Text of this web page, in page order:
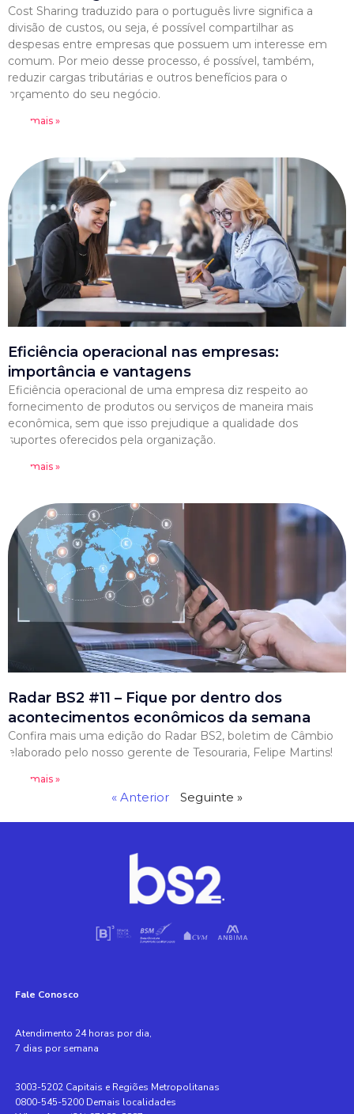
Cost Sharing traduzido para o português livre significa a
divisão de custos, ou seja, é possível compartilhar as
despesas entre empresas que possuem um interesse em
comum. Por meio desse processo, é possível, também,
reduzir cargas tributárias e outros benefícios para o
orçamento do seu negócio.
Leia mais »
Eficiência operacional nas empresas:
importância e vantagens
Eficiência operacional de uma empresa diz respeito ao
fornecimento de produtos ou serviços de maneira mais
econômica, sem que isso prejudique a qualidade dos
suportes oferecidos pela organização.
Leia mais »
Radar BS2 #11 – Fique por dentro dos
acontecimentos econômicos da semana
Confira mais uma edição do Radar BS2, boletim de Câmbio
elaborado pelo nosso gerente de Tesouraria, Felipe Martins!
Leia mais »
« Anterior Seguinte »
Fale Conosco
Atendimento 24 horas por dia,
7 dias por semana
3003-5202 Capitais e Regiões Metropolitanas
0800-545-5200 Demais localidades